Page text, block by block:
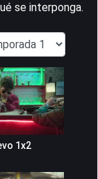
se interponga.
1x2